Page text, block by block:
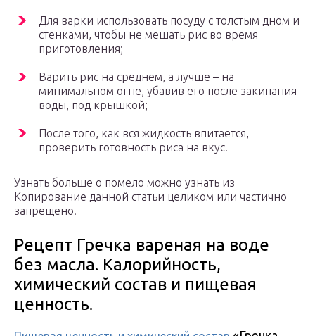
Для варки использовать посуду с толстым дном и
стенками, чтобы не мешать рис во время
приготовления;
Варить рис на среднем, а лучше – на
минимальном огне, убавив его после закипания
воды, под крышкой;
После того, как вся жидкость впитается,
проверить готовность риса на вкус.
Узнать больше о помело можно узнать из
Копирование данной статьи целиком или частично
запрещено.
Рецепт Гречка вареная на воде
без масла. Калорийность,
химический состав и пищевая
ценность.